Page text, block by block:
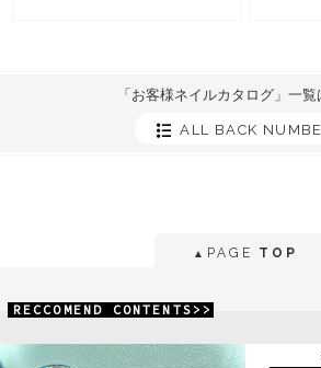
「お客様ネイルカタログ」一覧
ALL BACK
▲ PAGE TOP
RECCOMEND CONTENTS>>